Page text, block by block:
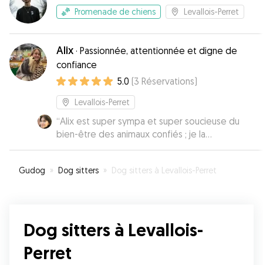
Promenade de chiens Levallois-Perret
Alix · Passionnée, attentionnée et digne de
confiance
5.0 (3 Réservations)
Levallois-Perret
“Alix est super sympa et super soucieuse du
bien-être des animaux confiés ; je la
recommande très clairement 💃🏻🐶🐶”
Gudog » Dog sitters » Dog sitters à Levallois-Perret
Dog sitters à Levallois-
Perret